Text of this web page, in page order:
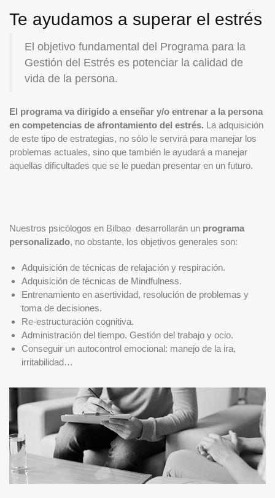
Te ayudamos a superar el estrés
El objetivo fundamental del Programa para la
Gestión del Estrés es potenciar la calidad de
vida de la persona.
El programa va dirigido a enseñar y/o entrenar a la persona
en competencias de afrontamiento del estrés. La adquisición
de este tipo de estrategias, no sólo le servirá para manejar los
problemas actuales, sino que también le ayudará a manejar
aquellas dificultades que se le puedan presentar en un futuro.
Nuestros psicólogos en Bilbao desarrollarán un programa
personalizado, no obstante, los objetivos generales son:
Adquisición de técnicas de relajación y respiración.
Adquisición de técnicas de Mindfulness.
Entrenamiento en asertividad, resolución de problemas y
toma de decisiones.
Re-estructuración cognitiva.
Administración del tiempo. Gestión del trabajo y ocio.
Conseguir un autocontrol emocional: manejo de la ira,
irritabilidad…